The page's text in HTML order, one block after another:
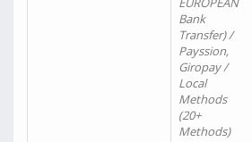
Bank
Transfer) /
Payssion,
Giropay /
Local
Methods
(20+
Methods)